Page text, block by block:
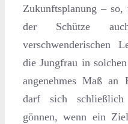
Zukunftsplanung –
der Schütze
verschwenderischen
die Jungfrau in
angenehmes Maß
darf sich schließlich
gönnen, wenn ein